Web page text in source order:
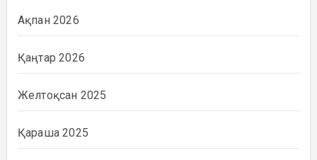
Ақпан 2026
Қаңтар 2026
Желтоқсан 2025
Қараша 2025